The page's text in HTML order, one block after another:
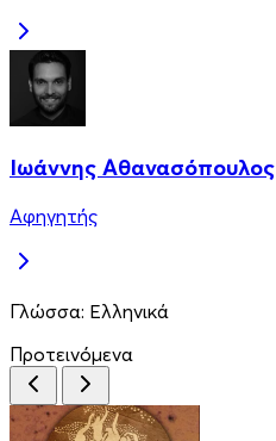
Ιωάννης Αθανασόπουλος
Αφηγητής
Γλώσσα: Ελληνικά
Προτεινόμενα